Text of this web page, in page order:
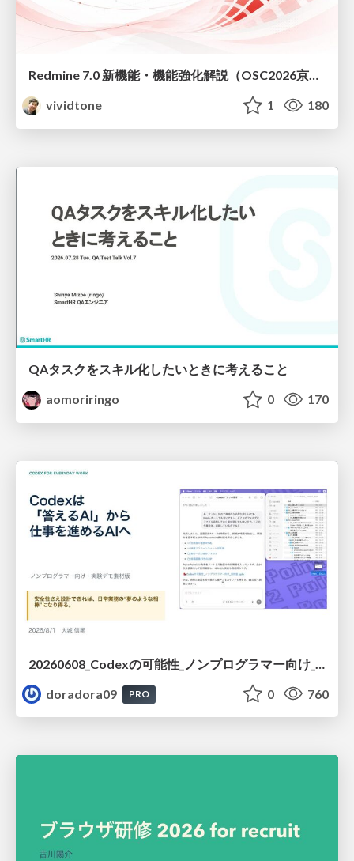
vividtone
1 180
QAタスクをスキル化したいときに考えること
aomoriringo
0 170
doradora09
PRO 0 760